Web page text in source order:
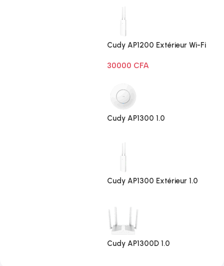
Cudy AP1200 Extérieur Wi-Fi
30000 CFA
Cudy AP1300 1.0
Cudy AP1300 Extérieur 1.0
Cudy AP1300D 1.0